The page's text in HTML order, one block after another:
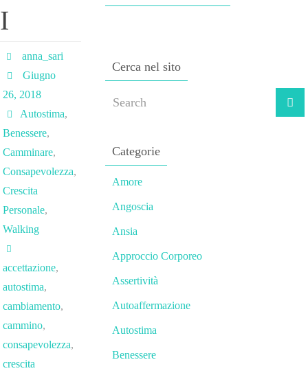
I
anna_sari
Giugno
26, 2018
Autostima,
Benessere,
Camminare,
Consapevolezza,
Crescita
Personale,
Walking
accettazione,
autostima,
cambiamento,
cammino,
consapevolezza,
crescita
Cerca nel sito
Categorie
Amore
Angoscia
Ansia
Approccio Corporeo
Assertività
Autoaffermazione
Autostima
Benessere